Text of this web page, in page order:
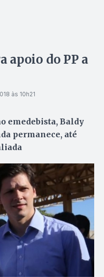
apoio do PP a
às 10h21
emedebista, Baldy
permanece, até